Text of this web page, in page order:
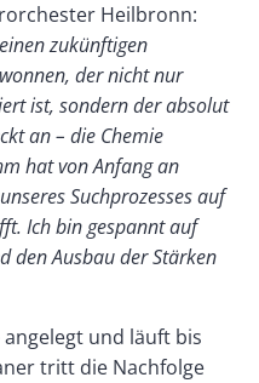
Heilbronn:
zukünftigen
der nicht nur
ist, sondern der absolut
an – die Chemie
hat von Anfang an
Suchprozesses auf
Ich bin gespannt auf
den Ausbau der Stärken
und läuft bis
tritt die Nachfolge